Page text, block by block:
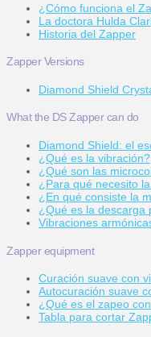
¿Cómo funciona el
La doctora Hulda
Historia del Zapper
Zapper Versions
Diamond Shield
What the DS Zapper can do
Diamond Shield: el
¿Qué es la vibración?
¿Qué son las
¿Para qué necesito
¿En qué consiste la
¿Qué es la descarga
Vibraciones
Zapper equipment
Curación suave con
Autocuración suave
¿Qué es el zapeo
Tabla para cortar